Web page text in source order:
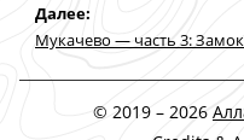
Дaлее:
Мукачево — часть 3:
© 2019 – 2026